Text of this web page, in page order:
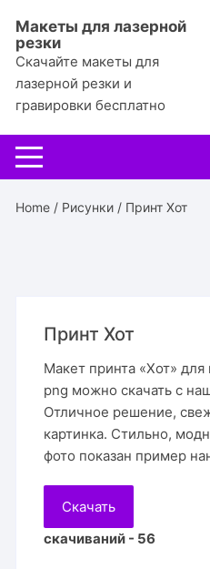
содержимому
Макеты для лазерной
резки
Скачайте макеты для
лазерной резки и
гравировки бесплатно
Home / Рисунки / Принт Хот
Принт Хот
Макет принта «Хот»
png можно скачать с
Отличное решение,
картинка. Стильно,
фото показан пример
Скачать
скачиваний - 56